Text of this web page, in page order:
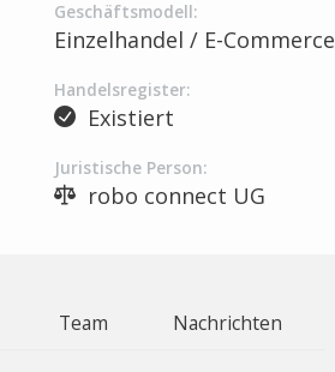
Geschäftsmodell:
Einzelhandel / E-Commerce
Handelsregister:
Existiert
Juristische Person:
robo connect UG
Team Nachrichten